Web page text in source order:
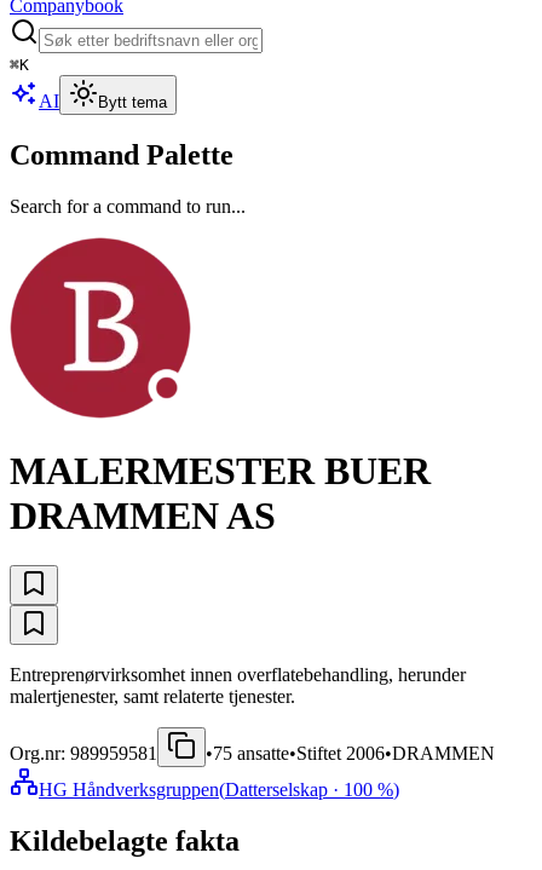
Companybook
⌘K
AI Bytt tema
Command Palette
Search for a command to run...
MALERMESTER BUER
DRAMMEN AS
Entreprenørvirksomhet innen overflatebehandling, herunder
malertjenester, samt relaterte tjenester.
Org.nr: 989959581 •75 ansatte•Stiftet 2006•DRAMMEN
HG Håndverksgruppen(Datterselskap · 100 %)
Kildebelagte fakta